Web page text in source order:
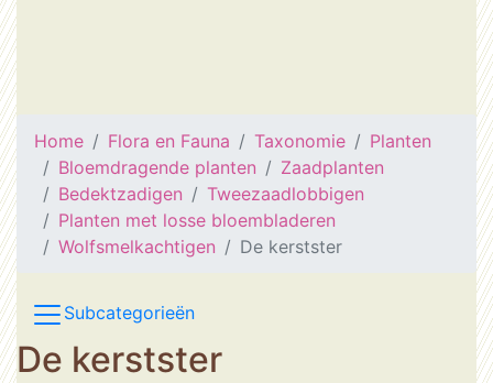
Home Flora en Fauna Taxonomie
Planten
Bloemdragende planten
Zaadplanten
Bedektzadigen
Tweezaadlobbigen
Planten met losse bloembladeren
Wolfsmelkachtigen
De kerstster
Subcategorieën
De kerstster